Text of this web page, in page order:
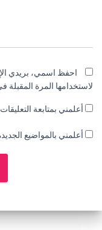
احفظ اسمي، بريدي
لاستخدامها المرة المقبلة
أعلمني بمتابعة
أعلمني بالمواضيع